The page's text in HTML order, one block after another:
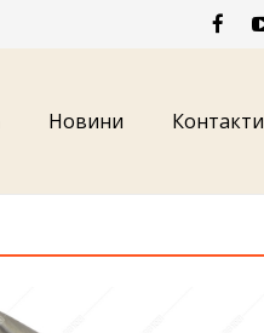
Новини Контакти